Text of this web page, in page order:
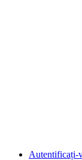
Autentificați-